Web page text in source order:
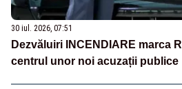
30 iul. 2026, 07:51
Dezvăluiri INCENDIARE marca
centrul unor noi acuzații publice